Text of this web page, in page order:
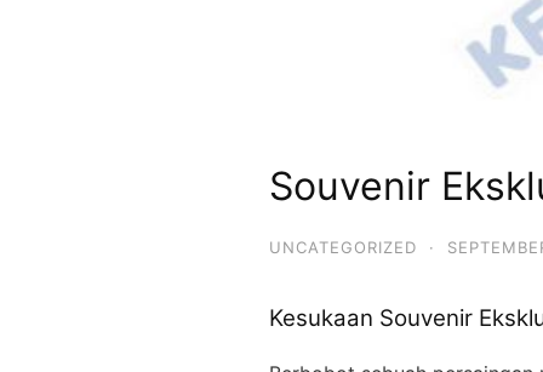
Souvenir
UNCATEGORIZED ·
Kesukaan Souvenir